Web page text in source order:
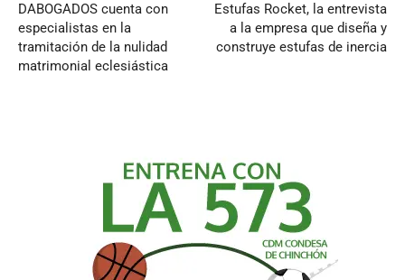
DABOGADOS cuenta con
especialistas en la
tramitación de la nulidad
matrimonial eclesiástica
Estufas Rocket, la entrevista
a la empresa que diseña y
construye estufas de inercia